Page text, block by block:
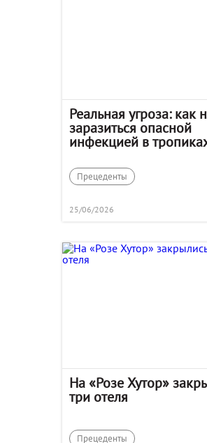
Реальная угроза: как
заразиться опасной
инфекцией в
Прецеденты
25/06/2026
На «Розе Хутор»
три отеля
Прецеденты